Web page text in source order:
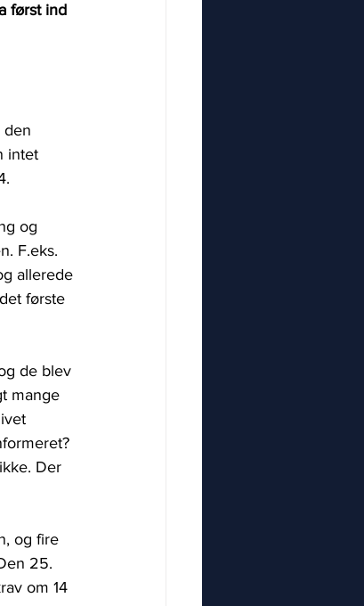
først ind
den
intet
og
F.eks.
allerede
første
de blev
mange
Der
og fire
25.
om 14